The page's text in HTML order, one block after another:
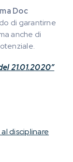
Doc
di garantirne
anche di
21.01.2020”
disciplinare